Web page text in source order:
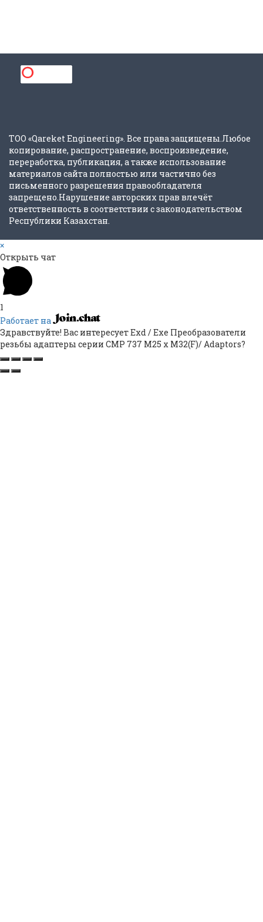
ТОО «Qareket Engineering». Все права защищены.Любое
копирование, распространение, воспроизведение,
переработка, публикация, а также использование
материалов сайта полностью или частично без
письменного разрешения правообладателя
запрещено.Нарушение авторских прав влечёт
ответственность в соответствии с законодательством
Республики Казахстан.
×
Открыть чат
1
Работает на
Здравствуйте! Вас интересует Exd / Exe Преобразователи
резьбы адаптеры серии CMP 737 M25 x M32(F)/ Adaptors?